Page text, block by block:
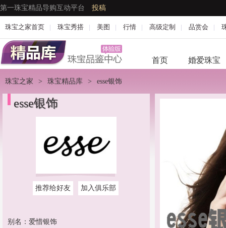
第一珠宝精品导购互动平台 投稿
珠宝之家首页 | 珠宝秀搭 | 美图 | 行情 | 高级定制 | 品赏会 |
首页 婚爱珠宝
珠宝之家 > 珠宝精品库 > esse银饰
esse银饰
推荐给好友 加入俱乐部
别名：爱惜银饰